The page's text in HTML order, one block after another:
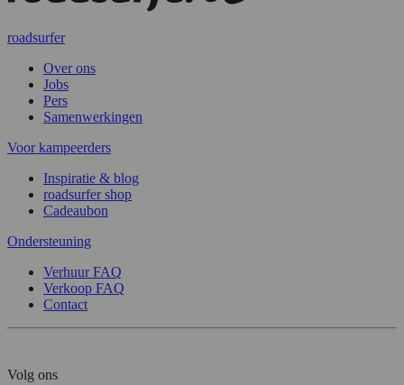
roadsurfer
Over ons
Jobs
Pers
Samenwerkingen
Voor kampeerders
Inspiratie & blog
roadsurfer shop
Cadeaubon
Ondersteuning
Verhuur FAQ
Verkoop FAQ
Contact
Volg ons